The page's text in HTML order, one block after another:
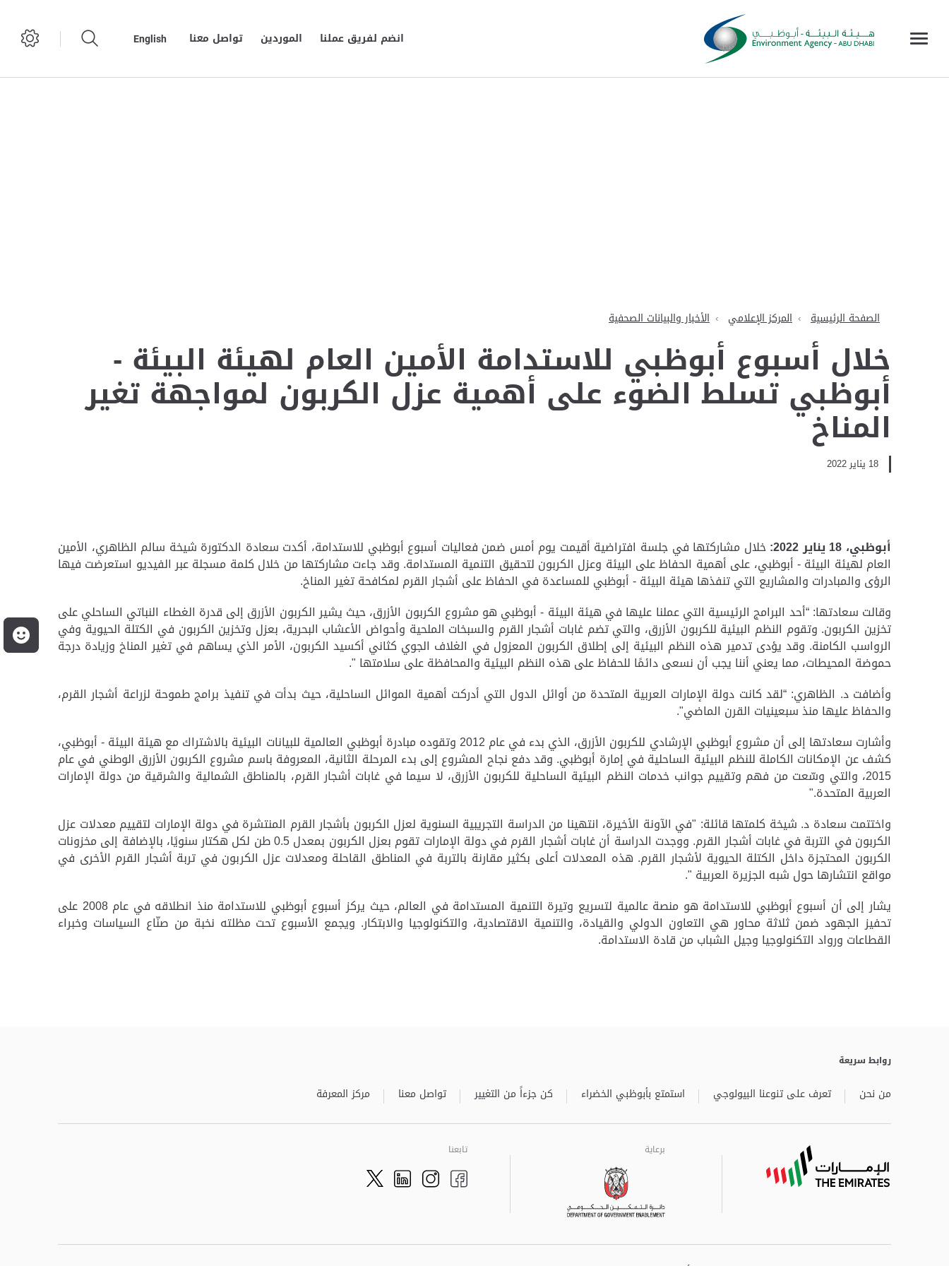
انضم لفريق عملنا الموردين تواصل معنا English
الصفحة الرئيسية المركز الإعلامي الأخبار والبيانات الصحفية
خلال أسبوع أبوظبي للاستدامة الأمين العام لهيئة البيئة -
أبوظبي تسلط الضوء على أهمية عزل الكربون لمواجهة تغير
المناخ
18 يناير 2022
أبوظبي، 18 يناير2022: خلال مشاركتها في جلسة افتراضية أقيمت يوم أمس ضمن فعاليات أسبوع أبوظبي للاستدامة، أكدت سعادة الدكتورة شيخة سالم الظاهري، الأمين
العام لهيئة البيئة - أبوظبي، على أهمية الحفاظ على البيئة وعزل الكربون لتحقيق التنمية المستدامة. وقد جاءت مشاركتها من خلال كلمة مسجلة عبر الفيديو استعرضت فيها
الرؤى والمبادرات والمشاريع التي تنفذها هيئة البيئة - أبوظبي للمساعدة في الحفاظ على أشجار القرم لمكافحة تغير المناخ.
وقالت سعادتها: “أحد البرامج الرئيسية التي عملنا عليها في هيئة البيئة - أبوظبي هو مشروع الكربون الأزرق، حيث يشير الكربون الأزرق إلى قدرة الغطاء النباتي الساحلي على
تخزين الكربون. وتقوم النظم البيئية للكربون الأزرق، والتي تضم غابات أشجار القرم والسبخات الملحية وأحواض الأعشاب البحرية، بعزل وتخزين الكربون في الكتلة الحيوية وفي
الرواسب الكامنة. وقد يؤدى تدمير هذه النظم البيئية إلى إطلاق الكربون المعزول في الغلاف الجوي كثاني أكسيد الكربون، الأمر الذي يساهم في تغير المناخ وزيادة درجة
حموضة المحيطات، مما يعني أننا يجب أن نسعى دائمًا للحفاظ على هذه النظم البيئية والمحافظة على سلامتها ".
وأضافت د. الظاهري: “لقد كانت دولة الإمارات العربية المتحدة من أوائل الدول التي أدركت أهمية الموائل الساحلية، حيث بدأت في تنفيذ برامج طموحة لزراعة أشجار القرم،
والحفاظ عليها منذ سبعينيات القرن الماضي".
وأشارت سعادتها إلى أن مشروع أبوظبي الإرشادي للكربون الأزرق، الذي بدء في عام 2012 وتقوده مبادرة أبوظبي العالمية للبيانات البيئية بالاشتراك مع هيئة البيئة - أبوظبي،
كشف عن الإمكانات الكاملة للنظم البيئية الساحلية في إمارة أبوظبي. وقد دفع نجاح المشروع إلى بدء المرحلة الثانية، المعروفة باسم مشروع الكربون الأزرق الوطني في عام
2015، والتي وسّعت من فهم وتقييم جوانب خدمات النظم البيئية الساحلية للكربون الأزرق، لا سيما في غابات أشجار القرم، بالمناطق الشمالية والشرقية من دولة الإمارات
العربية المتحدة."
واختتمت سعادة د. شيخة كلمتها قائلة: "في الآونة الأخيرة، انتهينا من الدراسة التجريبية السنوية لعزل الكربون بأشجار القرم المنتشرة في دولة الإمارات لتقييم معدلات عزل
الكربون في التربة في غابات أشجار القرم. ووجدت الدراسة أن غابات أشجار القرم في دولة الإمارات تقوم بعزل الكربون بمعدل 0.5 طن لكل هكتار سنويًا، بالإضافة إلى مخزونات
الكربون المحتجزة داخل الكتلة الحيوية لأشجار القرم. هذه المعدلات أعلى بكثير مقارنة بالتربة في المناطق القاحلة ومعدلات عزل الكربون في تربة أشجار القرم الأخرى في
مواقع انتشارها حول شبه الجزيرة العربية ".
يشار إلى أن أسبوع أبوظبي للاستدامة هو منصة عالمية لتسريع وتيرة التنمية المستدامة في العالم، حيث يركز أسبوع أبوظبي للاستدامة منذ انطلاقه في عام 2008 على
تحفيز الجهود ضمن ثلاثة محاور هي التعاون الدولي والقيادة، والتنمية الاقتصادية، والتكنولوجيا والابتكار. ويجمع الأسبوع تحت مظلته نخبة من صنّاع السياسات وخبراء
القطاعات ورواد التكنولوجيا وجيل الشباب من قادة الاستدامة.
روابط سريعة
من نحن تعرف على تنوعنا البيولوجي استمتع بأبوظبي الخضراء كن جزءاً من التغيير تواصل معنا مركز المعرفة
تابعنا
Facebook
Instagram
LinkedIn
Twitter
برعاية
برعاية